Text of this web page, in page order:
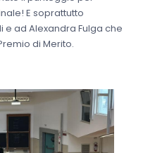
E soprattutto
ad Alexandra Fulga che
di Merito.